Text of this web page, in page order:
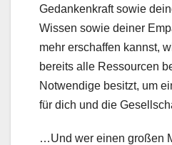
Gedankenkraft sowie
Wissen sowie deiner
mehr erschaffen kannst,
bereits alle Ressourcen
Notwendige besitzt, um
für dich und die
…Und wer einen großen